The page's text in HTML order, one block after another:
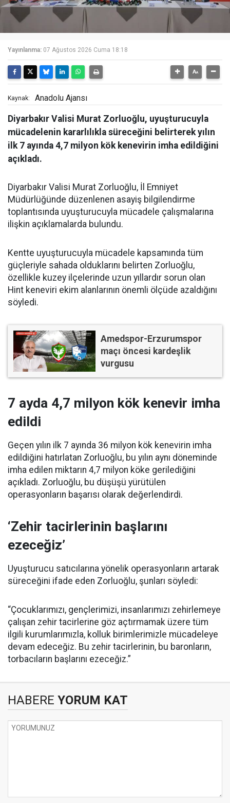
Yayınlanma: 07 Ağustos 2026 Cuma 18:18
Kaynak: Anadolu Ajansı
Diyarbakır Valisi Murat Zorluoğlu, uyuşturucuyla
mücadelenin kararlılıkla süreceğini belirterek yılın
ilk 7 ayında 4,7 milyon kök kenevirin imha edildiğini
açıkladı.
Diyarbakır Valisi Murat Zorluoğlu, İl Emniyet
Müdürlüğünde düzenlenen asayiş bilgilendirme
toplantısında uyuşturucuyla mücadele çalışmalarına
ilişkin açıklamalarda bulundu.
Kentte uyuşturucuyla mücadele kapsamında tüm
güçleriyle sahada olduklarını belirten Zorluoğlu,
özellikle kuzey ilçelerinde uzun yıllardır sorun olan
Hint keneviri ekim alanlarının önemli ölçüde azaldığını
söyledi.
Amedspor-Erzurumspor
maçı öncesi kardeşlik
vurgusu
7 ayda 4,7 milyon kök kenevir imha
edildi
Geçen yılın ilk 7 ayında 36 milyon kök kenevirin imha
edildiğini hatırlatan Zorluoğlu, bu yılın aynı döneminde
imha edilen miktarın 4,7 milyon köke gerilediğini
açıkladı. Zorluoğlu, bu düşüşü yürütülen
operasyonların başarısı olarak değerlendirdi.
‘Zehir tacirlerinin başlarını
ezeceğiz’
Uyuşturucu satıcılarına yönelik operasyonların artarak
süreceğini ifade eden Zorluoğlu, şunları söyledi:
“Çocuklarımızı, gençlerimizi, insanlarımızı zehirlemeye
çalışan zehir tacirlerine göz açtırmamak üzere tüm
ilgili kurumlarımızla, kolluk birimlerimizle mücadeleye
devam edeceğiz. Bu zehir tacirlerinin, bu baronların,
torbacıların başlarını ezeceğiz.”
HABERE YORUM KAT